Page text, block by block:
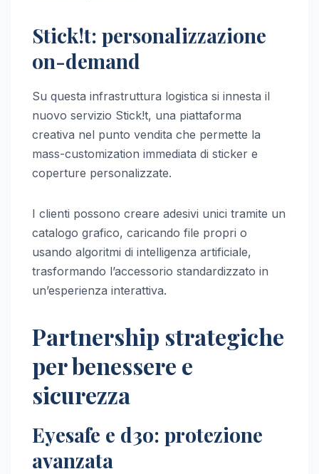
Stick!t: personalizzazione
on-demand
Su questa infrastruttura logistica si innesta il
nuovo servizio Stick!t, una piattaforma
creativa nel punto vendita che permette la
mass-customization immediata di sticker e
coperture personalizzate.
I clienti possono creare adesivi unici tramite un
catalogo grafico, caricando file propri o
usando algoritmi di intelligenza artificiale,
trasformando l’accessorio standardizzato in
un’esperienza interattiva.
Partnership strategiche
per benessere e
sicurezza
Eyesafe e d3o: protezione
avanzata